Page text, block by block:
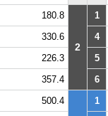
180.8
2
1
330.6
4
226.3
5
357.4 6
500.4
1